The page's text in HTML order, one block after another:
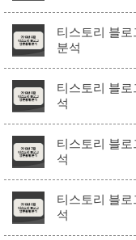
티스토리 블로
분석
티스토리 블
석
티스토리 블
석
티스토리 블
석